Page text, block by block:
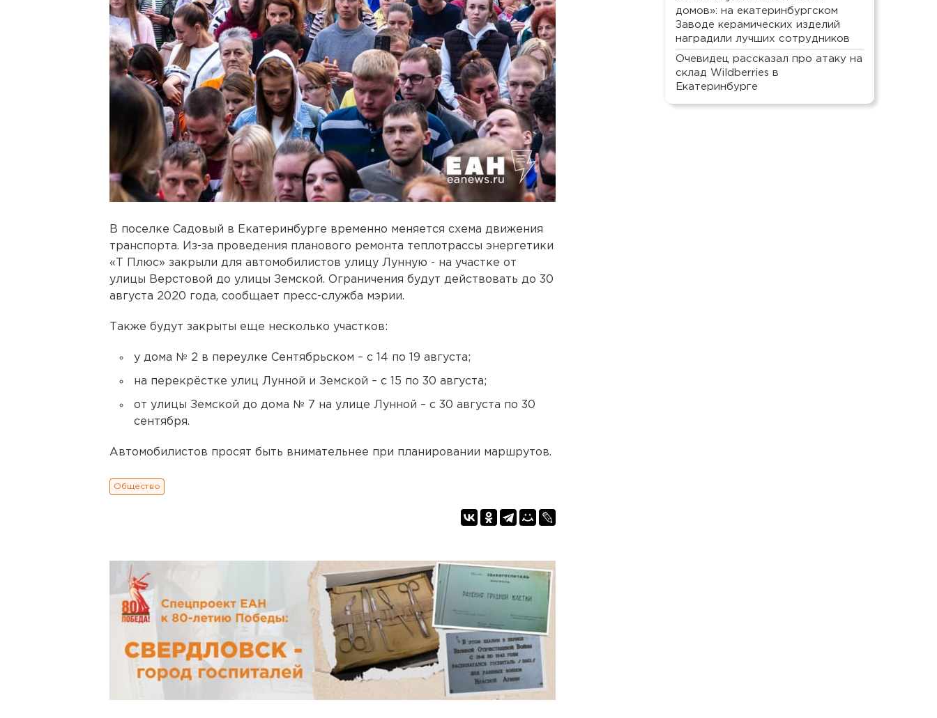
В поселке Садовый в Екатеринбурге временно меняется схема движения
транспорта. Из-за проведения планового ремонта теплотрассы энергетики
«Т Плюс» закрыли для автомобилистов улицу Лунную - на участке от
улицы Верстовой до улицы Земской. Ограничения будут действовать до 30
августа 2020 года, сообщает пресс-служба мэрии.
Также будут закрыты еще несколько участков:
у дома № 2 в переулке Сентябрьском – с 14 по 19 августа;
на перекрёстке улиц Лунной и Земской – с 15 по 30 августа;
от улицы Земской до дома № 7 на улице Лунной – с 30 августа по 30
сентября.
Автомобилистов просят быть внимательнее при планировании маршрутов.
Общество
домов»: на екатеринбургском
Заводе керамических изделий
наградили лучших сотрудников
Очевидец рассказал про атаку на
склад Wildberries в
Екатеринбурге